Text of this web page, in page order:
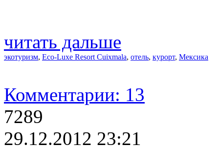
читать дальше
экотуризм, Eco-Luxe Resort Cuixmala, отель, курорт, Мексика
Комментарии: 13
7289
29.12.2012 23:21